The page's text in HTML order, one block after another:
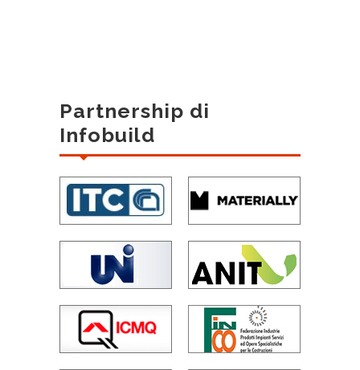
Partnership di
Infobuild